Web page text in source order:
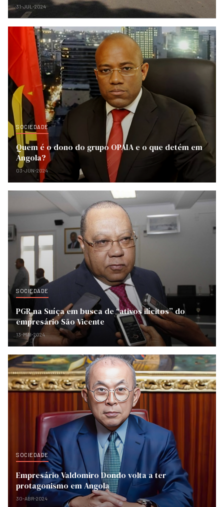
31-JUL-2024
SOCIEDADE
Quem é o dono do grupo OPAIA e o que detém em
Angola?
03-JUN-2024
SOCIEDADE
PGR na Suíça em busca de “ativos ilícitos” do
empresário São Vicente
13-MAI-2024
SOCIEDADE
Empresário Valdomiro Dondo volta a ter
protagonismo em Angola
30-ABR-2024